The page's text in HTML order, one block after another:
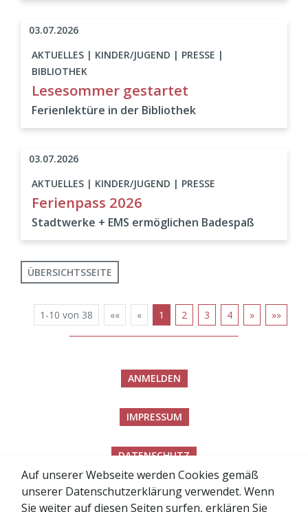
Auf unserer Webseite werden Cookies gemäß
unserer Datenschutzerklärung verwendet. Wenn
Sie weiter auf diesen Seiten surfen, erklären Sie
AKTUELLES | KINDER/JUGEND | PRESSE |
BIBLIOTHEK
Lesesommer gestartet
Ferienlektüre in der Bibliothek
03.07.2026
AKTUELLES | KINDER/JUGEND | PRESSE
Ferienpass 2026
Stadtwerke + EMS ermöglichen Badespaß
03.07.2026
ÜBERSICHTSSEITE
1-10 von 38 «« « 1 2 3 4 » »»
ANMELDEN
IMPRESSUM
DATENSCHUTZ
BARRIEREFREIHEITSERKLÄRUNG